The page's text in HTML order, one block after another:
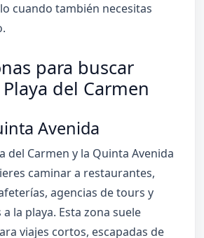
cuando también necesitas
para buscar
del Carmen
Avenida
del Carmen y la Quinta Avenida
caminar a restaurantes,
agencias de tours y
la playa. Esta zona suele
viajes cortos, escapadas de